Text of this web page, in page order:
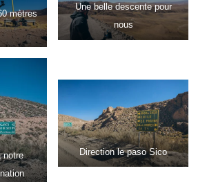
mètres
Une belle descente pour
nous
notre
Direction le paso Sico